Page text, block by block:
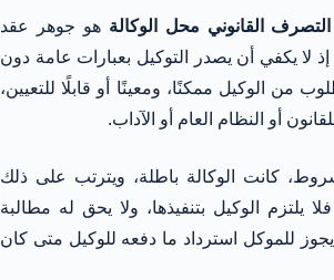
التصرف القانوني محل الوكالة هو جوهر عقد
لا يكفي أن يصدر التوكيل بعبارات عامة دون
من الوكيل ممكنًا، ومعينًا أو قابلًا للتعيين،
أو النظام العام أو الآداب.
كانت الوكالة باطلة، ويترتب على ذلك
يلتزم الوكيل بتنفيذها، ولا يحق له مطالبة
يجوز للموكل استرداد ما دفعه للوكيل متى كان